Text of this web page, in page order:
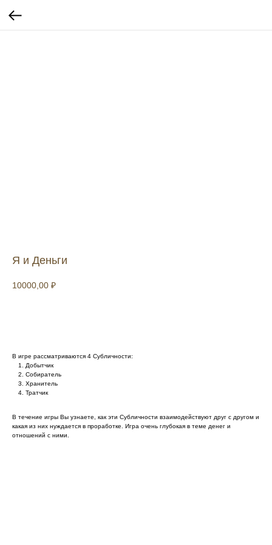
Я и Деньги
10000,00 ₽
В игре рассматриваются 4 Субличности:
Добытчик
Собиратель
Хранитель
Тратчик
В течение игры Вы узнаете, как эти Субличности взаимодействуют друг с другом и
какая из них нуждается в проработке. Игра очень глубокая в теме денег и
отношений с ними.